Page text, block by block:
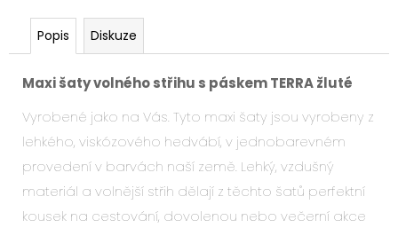
Popis Diskuze
Maxi šaty volného střihu s páskem TERRA žluté
Vyrobené jako na Vás. Tyto maxi šaty jsou vyrobeny z
lehkého, viskózového hedvábí, v jednobarevném
provedení v barvách naší země. Lehký, vzdušný
materiál a volnější střih dělají z těchto šatů perfektní
kousek na cestování, dovolenou nebo večerní akce